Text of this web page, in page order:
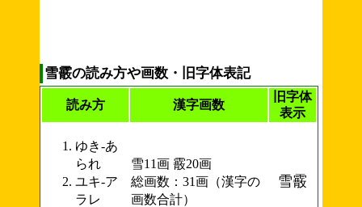
雪霰の読み方や画数・旧字体表記
読み方 漢字画数
旧字体
表示
ゆき-あ
られ
ユキ-ア
ラレ
雪11画 霰20画
総画数：31画（漢字の
画数合計）
雪霰